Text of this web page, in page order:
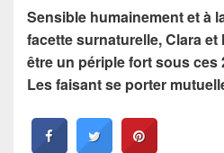
Sensible humainement et à
facette surnaturelle, Clara
être un périple fort sous ces
Les faisant se porter